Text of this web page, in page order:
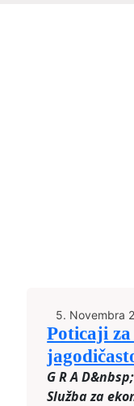
5. Novembra
Poticaji za
G R A
Služba za